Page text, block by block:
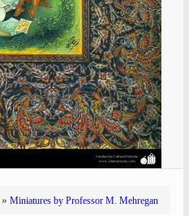
» Miniatures by Professor M. Mehregan